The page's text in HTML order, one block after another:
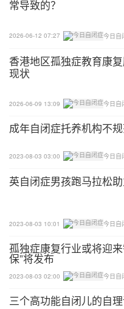
常导致的？
2026-06-12 07:27 今日自
香港地区孤独症教育康
现状
2026-06-09 13:09 今日自
成年自闭症托养机构不
2023-08-03 03:00 今日自
英自闭症男孩跑马拉松
2023-08-03 10:01 今日自
孤独症康复行业或将迎
保”将发布
2023-08-03 02:00 今日自
三个高功能自闭儿的自